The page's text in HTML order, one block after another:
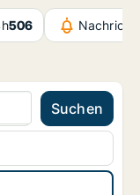
506
Suchen